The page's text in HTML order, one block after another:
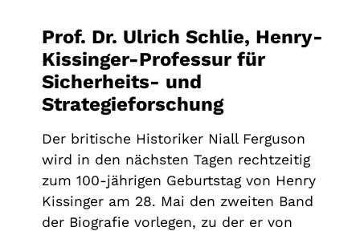
Prof. Dr. Ulrich Schlie, Henry-
Kissinger-Professur für
Sicherheits- und
Strategieforschung
Der britische Historiker Niall Ferguson
wird in den nächsten Tagen rechtzeitig
zum 100-jährigen Geburtstag von Henry
Kissinger am 28. Mai den zweiten Band
der Biografie vorlegen, zu der er von